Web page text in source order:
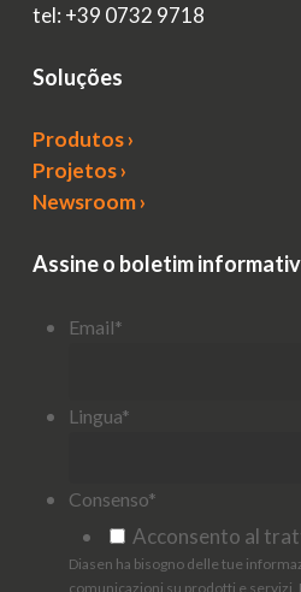
tel: +39 0732 9718
Soluções
Produtos ›
Projetos ›
Newsroom ›
Assine o boletim
Email*
Lingua*
Consenso*
Acconsento al
Diasen ha bisogno delle tue
comunicazioni su prodotti e